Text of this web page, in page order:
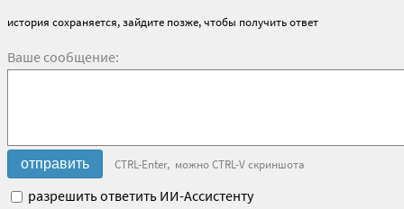
история сохраняется, зайдите позже, чтобы получить ответ
Ваше сообщение:
CTRL-Enter, можно CTRL-V скриншота
разрешить ответить ИИ-Ассистенту